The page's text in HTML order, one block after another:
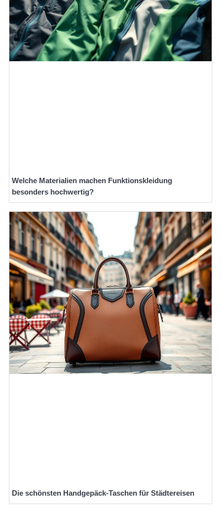
Welche Materialien machen Funktionskleidung
besonders hochwertig?
Die schönsten Handgepäck-Taschen für Städtereisen